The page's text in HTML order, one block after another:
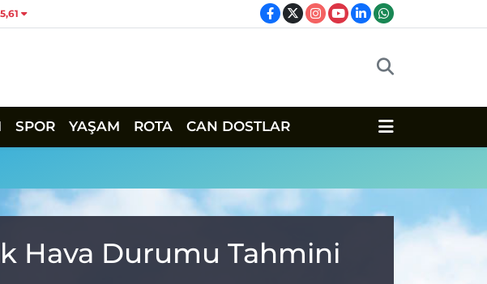
SPOR YAŞAM ROTA CAN DOSTLAR
Hava Durumu Tahmini